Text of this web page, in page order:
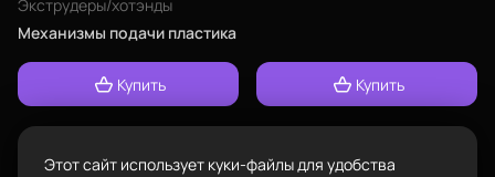
Экструдеры/хотэнды
Механизмы подачи пластика
Купить Купить
Пластик BestFilament
Сопутствующие товары
Режим работы
Пн-Вс с 10:00 до 18:00
Задать вопрос
Этот сайт использует куки-файлы для удобства